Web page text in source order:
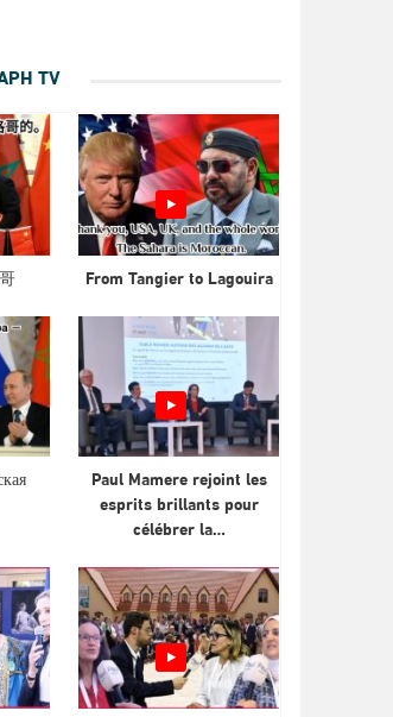
TV
From Tangier to Lagouira
Paul Mamere rejoint les
esprits brillants pour
célébrer la…